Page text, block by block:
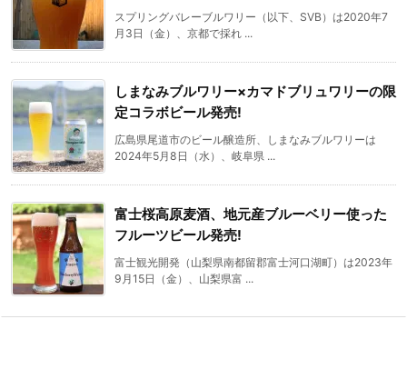
スプリングバレーブルワリー（以下、SVB）は2020年7
月3日（金）、京都で採れ ...
しまなみブルワリー×カマドブリュワリーの限
定コラボビール発売!
広島県尾道市のビール醸造所、しまなみブルワリーは
2024年5月8日（水）、岐阜県 ...
富士桜高原麦酒、地元産ブルーベリー使った
フルーツビール発売!
富士観光開発（山梨県南都留郡富士河口湖町）は2023年
9月15日（金）、山梨県富 ...